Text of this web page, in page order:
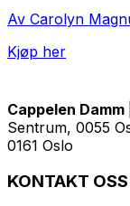
Av Carolyn
Kjøp her
Cappelen Damm
Sentrum, 0055
0161 Oslo
KONTAKT OSS